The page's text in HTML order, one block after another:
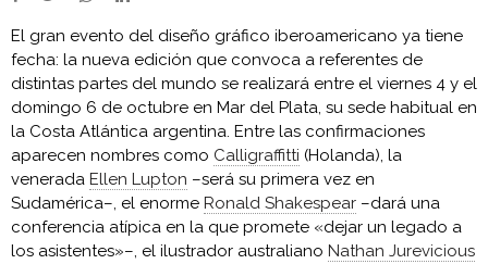
El gran evento del diseño gráfico iberoamericano ya tiene
fecha: la nueva edición que convoca a referentes de
distintas partes del mundo se realizará entre el viernes 4 y el
domingo 6 de octubre en Mar del Plata, su sede habitual en
la Costa Atlántica argentina. Entre las confirmaciones
aparecen nombres como Calligraffitti (Holanda), la
venerada Ellen Lupton –será su primera vez en
Sudamérica–, el enorme Ronald Shakespear –dará una
conferencia atípica en la que promete «dejar un legado a
los asistentes»–, el ilustrador australiano Nathan Jurevicious